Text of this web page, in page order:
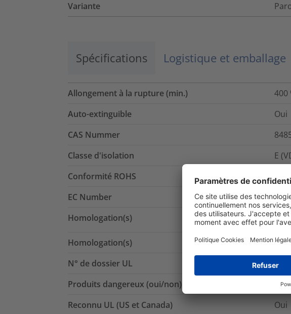
Variante
Spécifications Logistique et emballage
Allongement à la rupture (min.) 400
Auto-extinguible
Oui
CAS Nummer
Classe d'isolation
E
Conformité ROHS
Oui
EC Number
Homologation(s)
Homologation(s)
N° de dossier UL
Produits dangereux (oui/non)
Non
Reconnu UL (US et Canada)
Oui